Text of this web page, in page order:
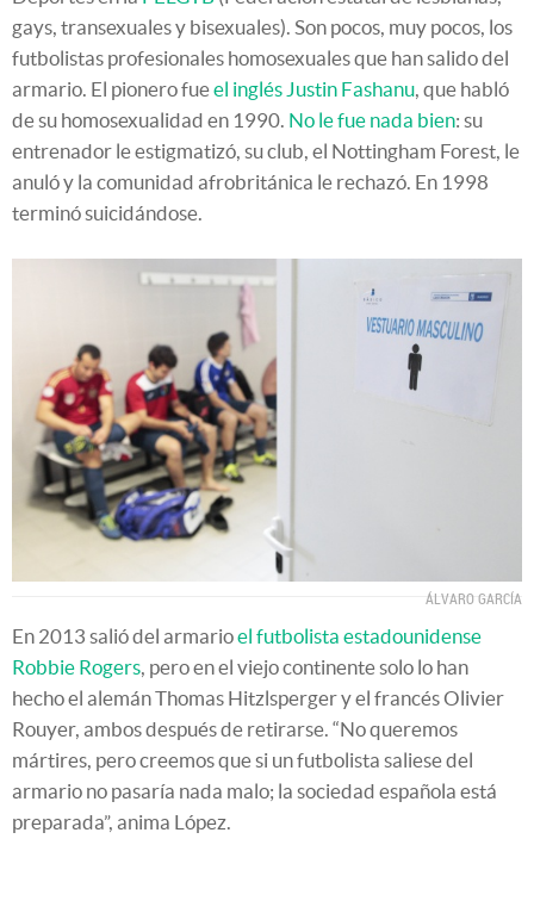
gays, transexuales y bisexuales). Son pocos, muy pocos, los
futbolistas profesionales homosexuales que han salido del
armario. El pionero fueel inglés Justin Fashanu, que habló
de su homosexualidad en 1990. No le fue nada bien: su
entrenador le estigmatizó, su club, el Nottingham Forest, le
anuló y la comunidad afrobritánica le rechazó. En 1998
terminó suicidándose.
ÁLVARO GARCÍA
En 2013 salió del armarioel futbolista estadounidense
Robbie Rogers , pero en el viejo continente solo lo han
hecho el alemán Thomas Hitzlsperger y el francés Olivier
Rouyer, ambos después de retirarse. “No queremos
mártires, pero creemos que si un futbolista saliese del
armario no pasaría nada malo; la sociedad española está
preparada”, anima López.